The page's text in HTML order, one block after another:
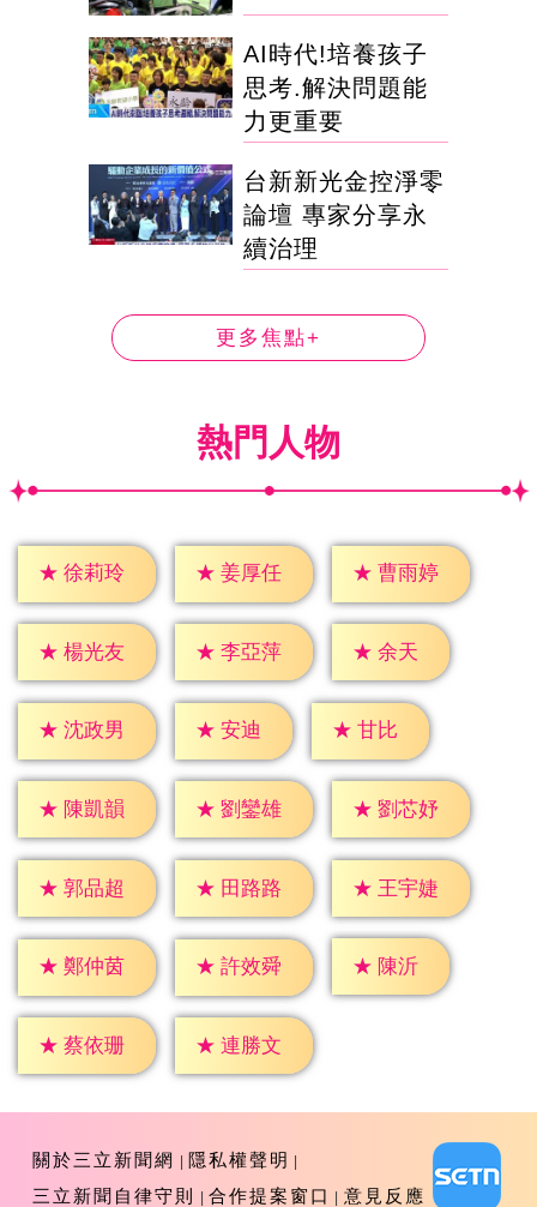
AI時代!培養孩子
思考.解決問題能
力更重要
台新新光金控淨零
論壇 專家分享永
續治理
更多焦點+
熱門人物
★ 徐莉玲 ★ 姜厚任 ★ 曹雨婷
★ 楊光友 ★ 李亞萍 ★ 余天
★ 沈政男 ★ 安迪 ★ 甘比
★ 陳凱韻 ★ 劉鑾雄 ★ 劉芯妤
★ 郭品超 ★ 田路路 ★ 王宇婕
★ 鄭仲茵 ★ 許效舜 ★ 陳沂
★ 蔡依珊 ★ 連勝文
關於三立新聞網
隱私權聲明
三立新聞自律守則
合作提案窗口 意見反應